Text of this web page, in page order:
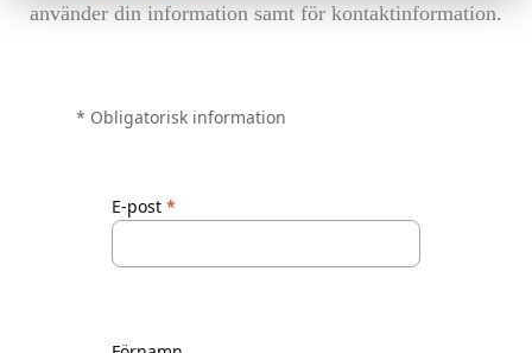
använder din information samt för kontaktinformation.
‌* Obligatorisk information
E-post